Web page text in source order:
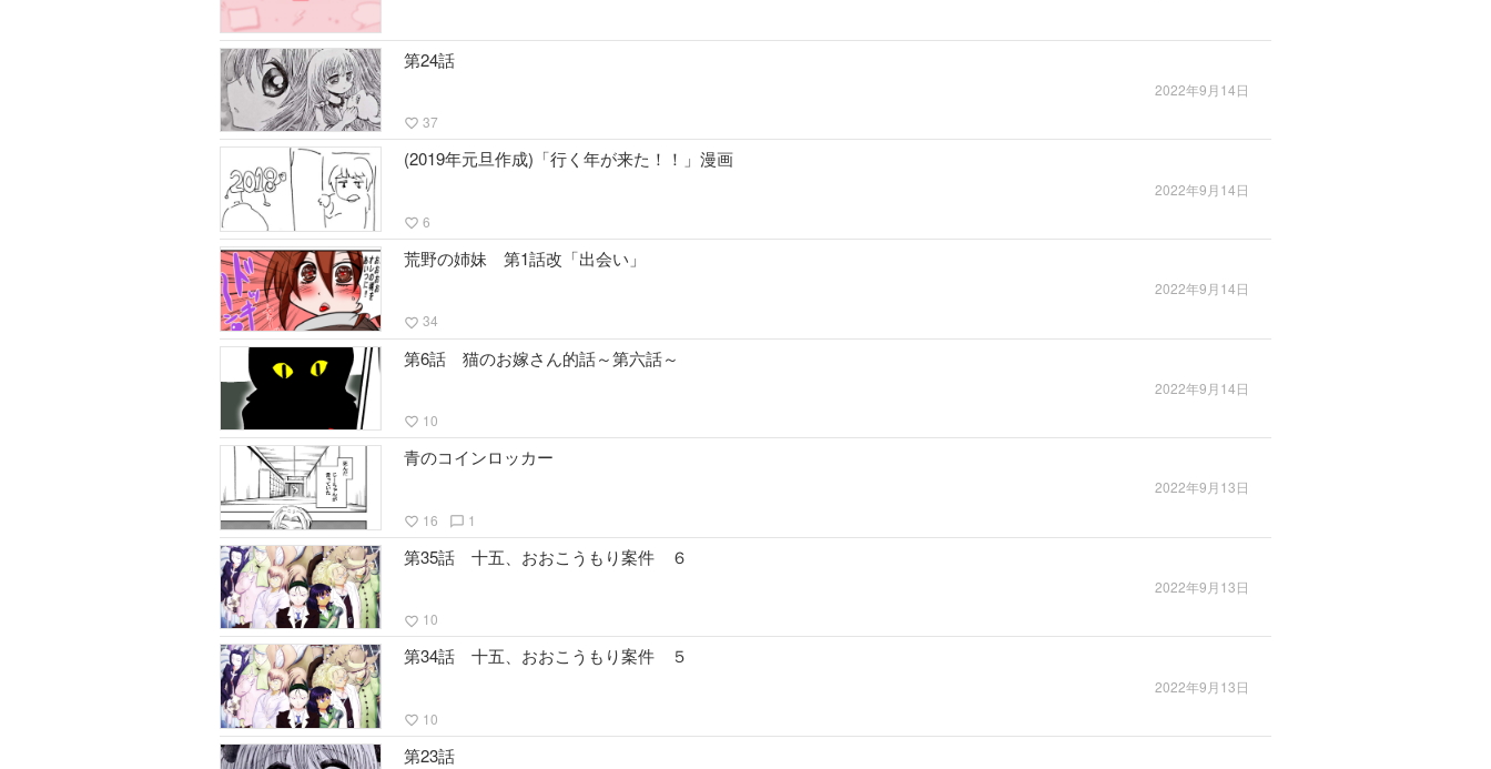
第24話
2022年9月14日
favorite_border 37
(2019年元旦作成)「行く年が来た！！」漫画
2022年9月14日
favorite_border 6
荒野の姉妹 第1話改「出会い」
2022年9月14日
favorite_border 34
第6話 猫のお嫁さん的話～第六話～
2022年9月14日
favorite_border 10
青のコインロッカー
2022年9月13日
favorite_border 16 chat_bubble_outline 1
第35話 十五、おおこうもり案件 ６
2022年9月13日
favorite_border 10
第34話 十五、おおこうもり案件 ５
2022年9月13日
favorite_border 10
第23話